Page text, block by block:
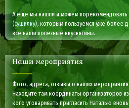
А еще мы нашли и можем
(сушилку), которым пользуемся уже более
все наши полезные вкуснятины.
Наши мероприятия
Фото, адреса, отзывы о наших
Находите там координаты организаторов
кого уговаривать пригласить Наталью